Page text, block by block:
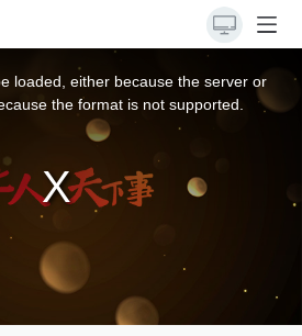
loaded, either because the server or
the format is not supported.